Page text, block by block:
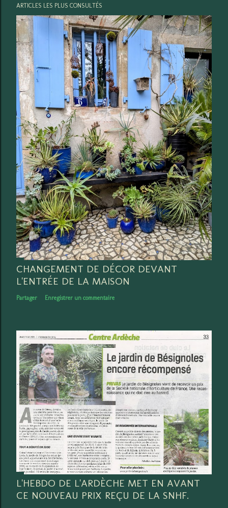
ARTICLES LES PLUS CONSULTÉS
CHANGEMENT DE DÉCOR DEVANT
L'ENTRÉE DE LA MAISON
Partager Enregistrer un commentaire
L'HEBDO DE L'ARDÈCHE MET EN AVANT
CE NOUVEAU PRIX REÇU DE LA SNHF.